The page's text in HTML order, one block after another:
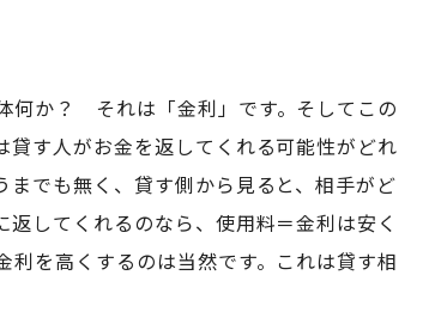
か？ それは「金利」です。そしてこの
す人がお金を返してくれる可能性がどれ
でも無く、貸す側から見ると、相手がど
してくれるのなら、使用料＝金利は安く
を高くするのは当然です。これは貸す相